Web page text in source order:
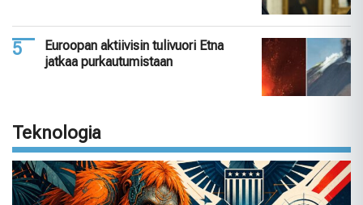
Euroopan aktiivisin tulivuori Etna
jatkaa purkautumistaan
Teknologia